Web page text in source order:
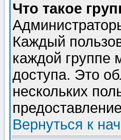
Что такое
Каждый
каждой группе
доступа. Это
нескольких
Вернуться к